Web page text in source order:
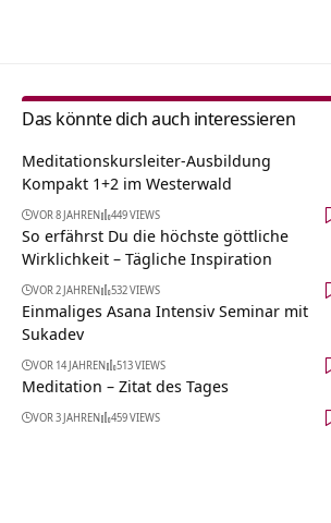
Das könnte dich auch interessieren
Meditationskursleiter-Ausbildung
Kompakt 1+2 im Westerwald
VOR 8 JAHREN 449 VIEWS
So erfährst Du die höchste göttliche
Wirklichkeit – Tägliche Inspiration
VOR 2 JAHREN 532 VIEWS
Einmaliges Asana Intensiv Seminar mit
Sukadev
VOR 14 JAHREN 513 VIEWS
Meditation – Zitat des Tages
VOR 3 JAHREN 459 VIEWS